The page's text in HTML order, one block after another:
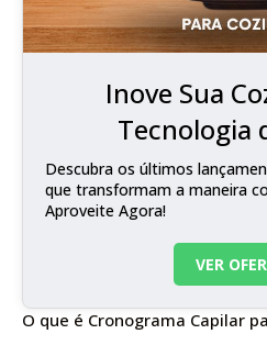
Inove Sua
Tecnologia
Descubra os últimos
que transformam a maneira
Aproveite Agora!
VER
O que é Cronograma Capilar